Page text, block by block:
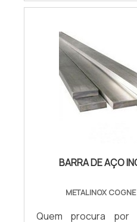
e diversas
disponíveis.MAIS D...
BARRA DE AÇO
METALINOX COGNE
Quem procura